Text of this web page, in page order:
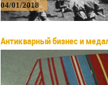
04/01/2018
Антикварный бизнес и